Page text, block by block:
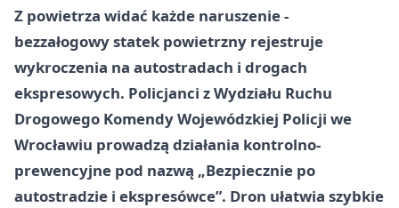
Z powietrza widać każde naruszenie -
bezzałogowy statek powietrzny rejestruje
wykroczenia na autostradach i drogach
ekspresowych. Policjanci z Wydziału Ruchu
Drogowego Komendy Wojewódzkiej Policji we
Wrocławiu prowadzą działania kontrolno-
prewencyjne pod nazwą „Bezpiecznie po
autostradzie i ekspresówce”. Dron ułatwia szybkie